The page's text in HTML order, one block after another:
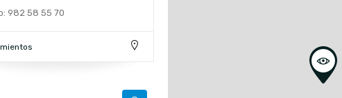
982 58 55 70